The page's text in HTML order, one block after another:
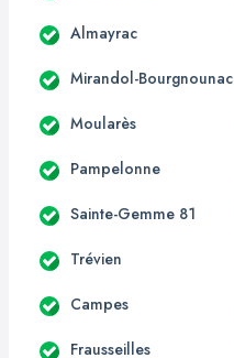
Almayrac
Mirandol-Bourgnounac
Moularès
Pampelonne
Sainte-Gemme 81
Trévien
Campes
Frausseilles